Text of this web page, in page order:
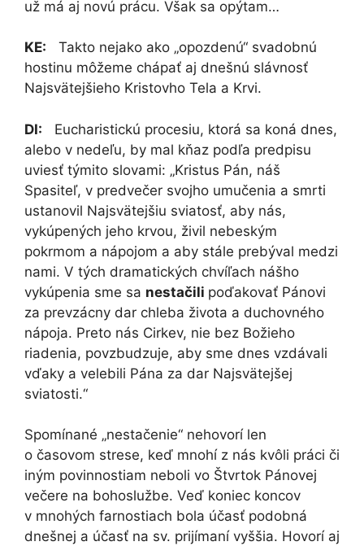
už má aj novú prácu. Však sa opýtam…
KE: Takto nejako ako „opozdenú“ svadobnú
hostinu môžeme chápať aj dnešnú slávnosť
Najsvätejšieho Kristovho Tela a Krvi.
DI: Eucharistickú procesiu, ktorá sa koná dnes,
alebo v nedeľu, by mal kňaz podľa predpisu
uviesť týmito slovami: „Kristus Pán, náš
Spasiteľ, v predvečer svojho umučenia a smrti
ustanovil Najsvätejšiu sviatosť, aby nás,
vykúpených jeho krvou, živil nebeským
pokrmom a nápojom a aby stále prebýval medzi
nami. V tých dramatických chvíľach nášho
vykúpenia sme sa nestačili poďakovať Pánovi
za prevzácny dar chleba života a duchovného
nápoja. Preto nás Cirkev, nie bez Božieho
riadenia, povzbudzuje, aby sme dnes vzdávali
vďaky a velebili Pána za dar Najsvätejšej
sviatosti.“
Spomínané „nestačenie“ nehovorí len
o časovom strese, keď mnohí z nás kvôli práci či
iným povinnostiam neboli vo Štvrtok Pánovej
večere na bohoslužbe. Veď koniec koncov
v mnohých farnostiach bola účasť podobná
dnešnej a účasť na sv. prijímaní vyššia. Hovorí aj